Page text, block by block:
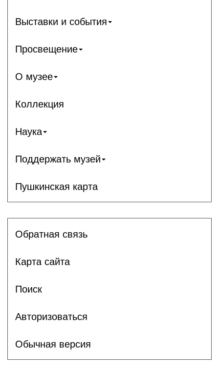
Выставки и события
Просвещение
О музее
Коллекция
Наука
Поддержать музей
Пушкинская карта
Обратная связь
Карта сайта
Поиск
Авторизоваться
Обычная версия